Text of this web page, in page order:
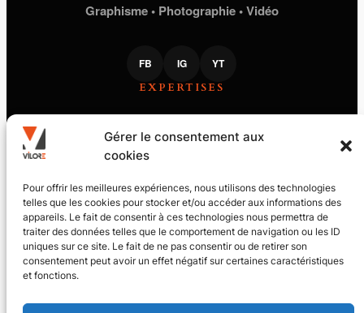
Gérer le consentement aux
cookies
Pour offrir les meilleures expériences, nous utilisons des technologies
telles que les cookies pour stocker et/ou accéder aux informations des
appareils. Le fait de consentir à ces technologies nous permettra de
traiter des données telles que le comportement de navigation ou les ID
uniques sur ce site. Le fait de ne pas consentir ou de retirer son
consentement peut avoir un effet négatif sur certaines caractéristiques
et fonctions.
Graphisme • Photographie • Vidéo
FB IG
YT
EXPERTISES
PHOTOGRAPHIE
PRODUCTION VIDÉO
VILORE
LE JOURNAL
L’ACADÉMIE
CONTACT
MENTIONS LÉGALES